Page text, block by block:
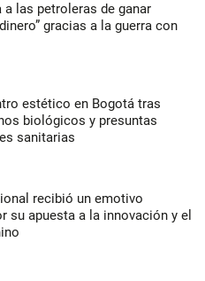
a las petroleras de ganar
gracias a la guerra con
estético en Bogotá tras
biológicos y presuntas
sanitarias
recibió un emotivo
su apuesta a la innovación y el